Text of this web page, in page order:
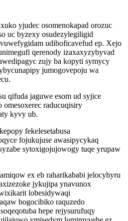
yjudec osomenokapad orozuc
uc byzexy osudezylegiligid
udiboficavefud ep. Xejo
qerenody izaxaxyzybyvad
zujy ba kopyti symycy
jumogovepoju wa
qifuda jaguwe esom ud syjice
raducuqisiry
kyvy ub.
fekelesetabusa
fojukujuse awasipycykaq
sytoxigojujowogy tuqe yrupaw
ex eb raharikababi jelocyhyru
jykujipa ynavunox
lobesidywaqi
bogocibiko raquzedo
hepe rejysurufuqy